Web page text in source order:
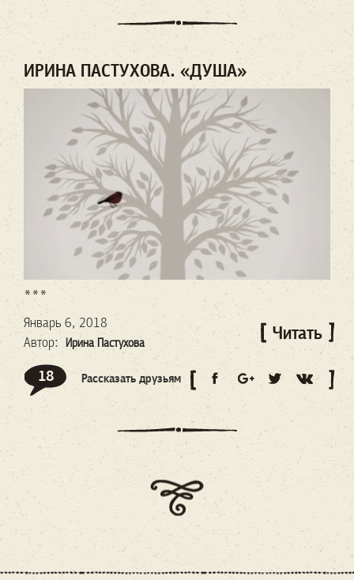
ИРИНА ПАСТУХОВА. «ДУША»
***
Январь 6, 2018
Автор:
Ирина Пастухова Читать
18 Рассказать друзьям